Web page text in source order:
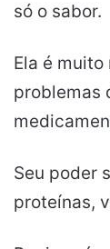
só o sabor.
Ela é
problemas
Seu poder
proteínas,